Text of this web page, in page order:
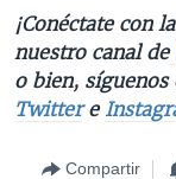
¡Conéctate con
nuestro canal de
o bien, síguenos
Twittere
Compartir